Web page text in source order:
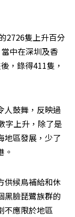
2726隻上升百分
中在深圳及香
，錄得411隻，
人鼓舞，反映過
字上升，除了是
地區發展，少了
。
供候鳥補給和休
黑臉琵鷺族群的
不應限於地區